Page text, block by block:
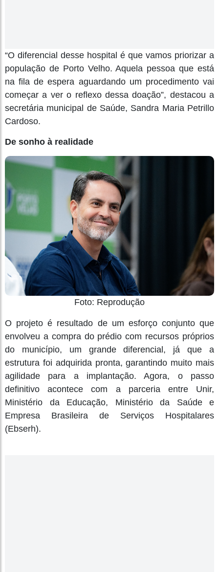
“O diferencial desse hospital é que vamos priorizar a
população de Porto Velho. Aquela pessoa que está
na fila de espera aguardando um procedimento vai
começar a ver o reflexo dessa doação”, destacou a
secretária municipal de Saúde, Sandra Maria Petrillo
Cardoso.
De sonho à realidade
Foto: Reprodução
O projeto é resultado de um esforço conjunto que
envolveu a compra do prédio com recursos próprios
do município, um grande diferencial, já que a
estrutura foi adquirida pronta, garantindo muito mais
agilidade para a implantação. Agora, o passo
definitivo acontece com a parceria entre Unir,
Ministério da Educação, Ministério da Saúde e
Empresa Brasileira de Serviços Hospitalares
(Ebserh).